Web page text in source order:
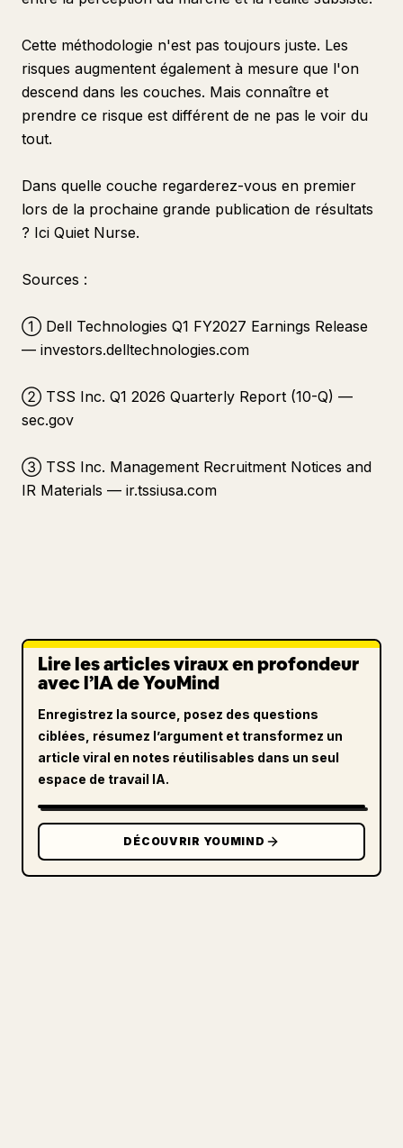
Cette méthodologie n'est pas toujours juste. Les
risques augmentent également à mesure que l'on
descend dans les couches. Mais connaître et
prendre ce risque est différent de ne pas le voir du
tout.
Dans quelle couche regarderez-vous en premier
lors de la prochaine grande publication de résultats
? Ici Quiet Nurse.
Sources :
① Dell Technologies Q1 FY2027 Earnings Release
— investors.delltechnologies.com
② TSS Inc. Q1 2026 Quarterly Report (10-Q) —
sec.gov
③ TSS Inc. Management Recruitment Notices and
IR Materials — ir.tssiusa.com
Lire les articles viraux en profondeur
avec l’IA de YouMind
Enregistrez la source, posez des questions
ciblées, résumez l’argument et transformez un
article viral en notes réutilisables dans un seul
espace de travail IA.
DÉCOUVRIR YOUMIND